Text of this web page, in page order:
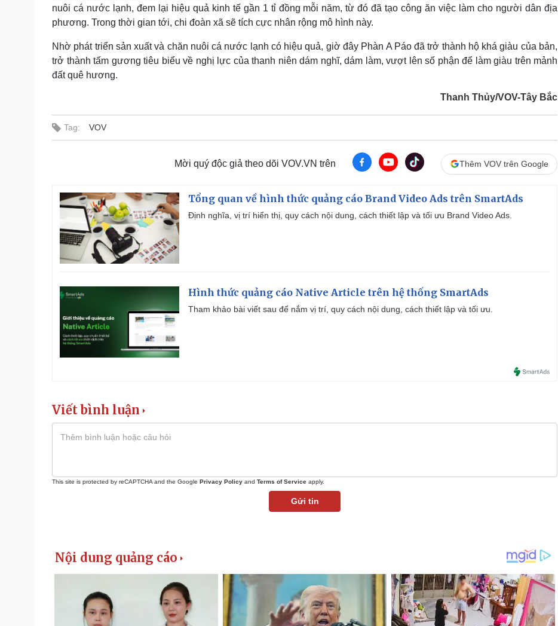
nuôi cá nước lạnh, đem lại hiệu quả kinh tế gần 1 tỉ đồng mỗi năm, từ đó đã tạo công ăn việc làm cho người dân địa
phương. Trong thời gian tới, chi đoàn xã sẽ tích cực nhân rộng mô hình này.
Nhờ phát triển sản xuất và chăn nuôi cá nước lạnh có hiệu quả, giờ đây Phàn A Páo đã trở thành hộ khá giàu của bản,
trở thành tấm gương tiêu biểu về nghị lực của thanh niên dám nghĩ, dám làm, vượt lên số phận để làm giàu trên mảnh
đất quê hương.
Thanh Thủy/VOV-Tây Bắc
Tag: VOV
Mời quý độc giả theo dõi VOV.VN trên Thêm VOV trên Google
Tổng quan về hình thức quảng cáo Brand Video Ads trên SmartAds
Định nghĩa, vị trí hiển thị, quy cách nội dung, cách thiết lập và tối ưu Brand Video Ads.
Hình thức quảng cáo Native Article trên hệ thống SmartAds
Tham khảo bài viết sau để nắm vị trí, quy cách nội dung, cách thiết lập và tối ưu.
Viết bình luận
This site is protected by reCAPTCHA and the Google Privacy Policy and Terms of Service apply.
Gửi tin